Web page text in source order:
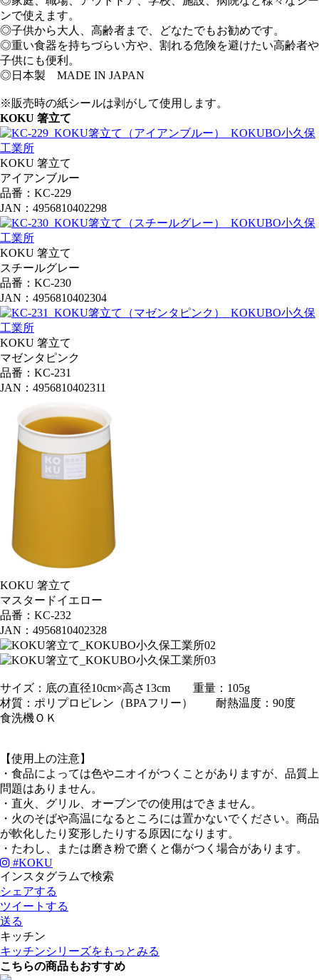
ンで使えます。
◎子供から大人、高齢者まで、どなたでもお勧めです。
◎重い食器を持ちづらい方や、割れる危険を避けたい高齢者や
子供にも便利。
◎日本製 MADE IN JAPAN
※販売時の紙シールは剥がして使用します。
KOKU 箸立て
KOKU 箸立て
アイアンブルー
品番：KC-229
JAN：4956810402298
KOKU 箸立て
スチールグレー
品番：KC-230
JAN：4956810402304
KOKU 箸立て
マゼンタピンク
品番：KC-231
JAN：4956810402311
KOKU 箸立て
マスタードイエロー
品番：KC-232
JAN：4956810402328
サイズ：底の直径10cm×高さ13cm 重量：105g
材質：ポリプロピレン（BPAフリー） 耐熱温度：90度
食洗機ＯＫ
【使用上の注意】
・食品によっては色やニオイがつくことがありますが、品質上
問題はありません。
・直火、グリル、オーブンでの使用はできません。
・火のそばや高温になるところには置かないでください。商品
が軟化したり変形したりする原因になります。
・たわし、または磨き粉で磨くと傷がつく場合があります。
#KOKU
インスタグラムで検索
シェアする
ツイートする
送る
キッチン
キッチンシリーズをもっとみる
こちらの商品もおすすめ